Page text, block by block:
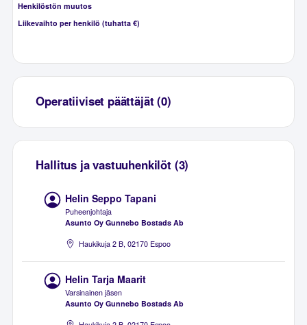
Henkilöstön muutos
Liikevaihto per henkilö (tuhatta €)
Operatiiviset päättäjät (0)
Hallitus ja vastuuhenkilöt (3)
Helin Seppo Tapani
Puheenjohtaja
Asunto Oy Gunnebo Bostads Ab
Haukikuja 2 B, 02170 Espoo
Helin Tarja Maarit
Varsinainen jäsen
Asunto Oy Gunnebo Bostads Ab